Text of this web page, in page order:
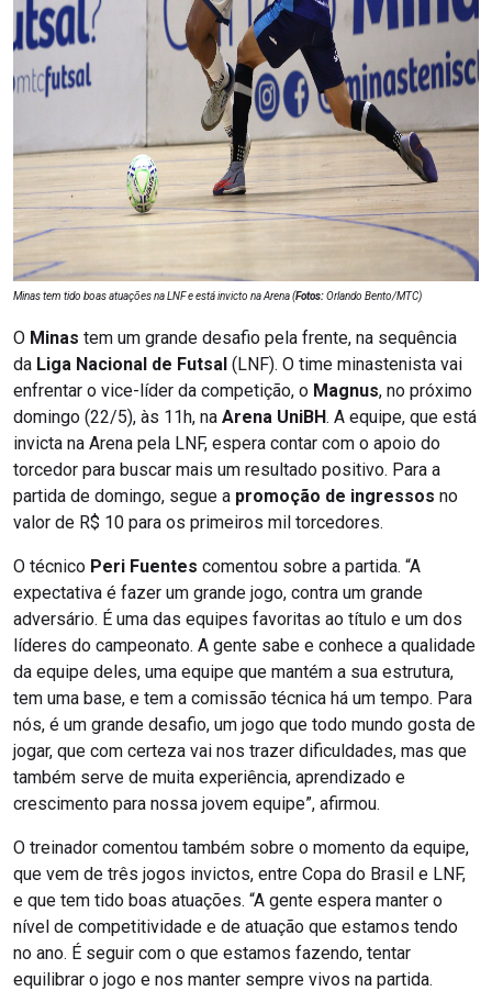
Minas tem tido boas atuações na LNF e está invicto na Arena (Fotos:Orlando Bento/MTC)
O Minas tem um grande desafio pela frente, na sequência
da Liga Nacional de Futsal (LNF). O time minastenista vai
enfrentar o vice-líder da competição, o Magnus, no próximo
domingo (22/5), às 11h, na Arena UniBH. A equipe, que está
invicta na Arena pela LNF, espera contar com o apoio do
torcedor para buscar mais um resultado positivo. Para a
partida de domingo, segue a promoção de ingressos no
valor de R$ 10 para os primeiros mil torcedores.
O técnico Peri Fuentes comentou sobre a partida. “A
expectativa é fazer um grande jogo, contra um grande
adversário. É uma das equipes favoritas ao título e um dos
líderes do campeonato. A gente sabe e conhece a qualidade
da equipe deles, uma equipe que mantém a sua estrutura,
tem uma base, e tem a comissão técnica há um tempo. Para
nós, é um grande desafio, um jogo que todo mundo gosta de
jogar, que com certeza vai nos trazer dificuldades, mas que
também serve de muita experiência, aprendizado e
crescimento para nossa jovem equipe”, afirmou.
O treinador comentou também sobre o momento da equipe,
que vem de três jogos invictos, entre Copa do Brasil e LNF,
e que tem tido boas atuações. “A gente espera manter o
nível de competitividade e de atuação que estamos tendo
no ano. É seguir com o que estamos fazendo, tentar
equilibrar o jogo e nos manter sempre vivos na partida.